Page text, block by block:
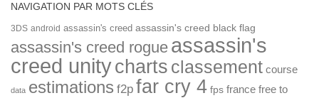
NAVIGATION PAR MOTS CLÉS
3DS android assassin's creed assassin's creed black flag
assassin's creed rogue assassin's
creed unitycharts classement course
data estimations f2p far cry 4 fps france free to